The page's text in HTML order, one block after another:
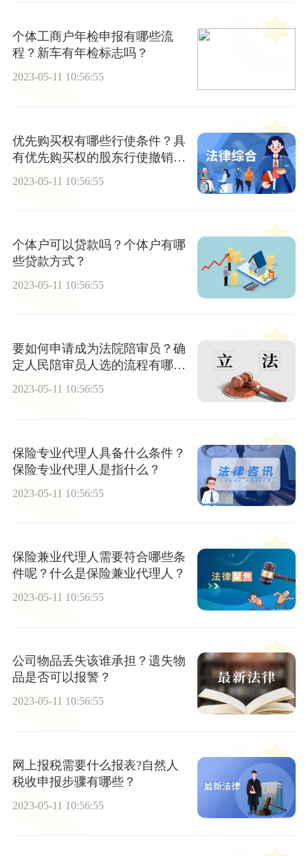
个体工商户年检申报有哪些流
程？新车有年检标志吗？
2023-05-11 10:56:55
优先购买权有哪些行使条件？具
有优先购买权的股东行使撤销权
2023-05-11 10:56:55
个体户可以贷款吗？个体户有哪
些贷款方式？
2023-05-11 10:56:55
要如何申请成为法院陪审员？确
定人民陪审员人选的流程有哪
些？
2023-05-11 10:56:55
保险专业代理人具备什么条件？
保险专业代理人是指什么？
2023-05-11 10:56:55
保险兼业代理人需要符合哪些条
件呢？什么是保险兼业代理人？
2023-05-11 10:56:55
公司物品丢失该谁承担？遗失物
品是否可以报警？
2023-05-11 10:56:55
网上报税需要什么报表?自然人
税收申报步骤有哪些？
2023-05-11 10:56:55